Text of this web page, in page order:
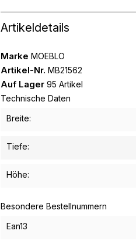
Artikeldetails
Marke MOEBLO
Artikel-Nr. MB21562
Auf Lager 95 Artikel
Technische Daten
Breite:
Tiefe:
Höhe:
Besondere Bestellnummern
Ean13